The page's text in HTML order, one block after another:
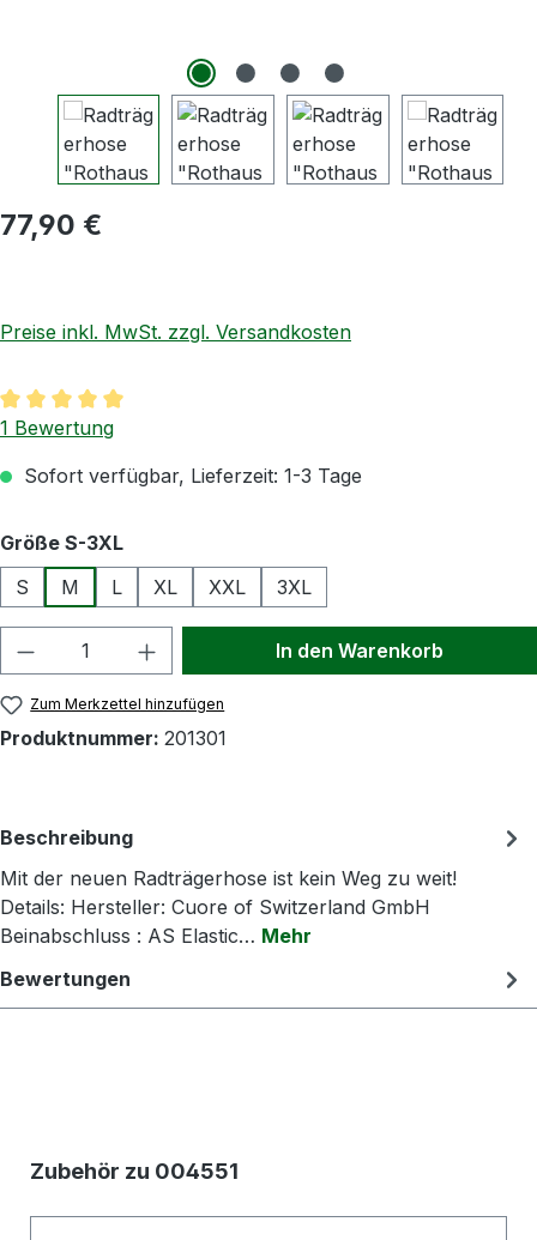
Regulärer Preis:
77,90 €
Preise inkl. MwSt. zzgl. Versandkosten
Durchschnittliche Bewertung von 5 von 5 Sternen
1 Bewertung
Sofort verfügbar, Lieferzeit: 1-3 Tage
Größe S-3XL
S
M L XL XXL 3XL
Produkt Anzahl: Gib den gewünschten
In den Warenkorb
Zum Merkzettel hinzufügen
Produktnummer: 201301
Beschreibung
Mit der neuen Radträgerhose ist kein Weg zu weit!
Details: Hersteller: Cuore of Switzerland GmbH
Beinabschluss : AS Elastic… Mehr
Bewertungen
Produktgalerie überspringen
Zubehör zu 004551